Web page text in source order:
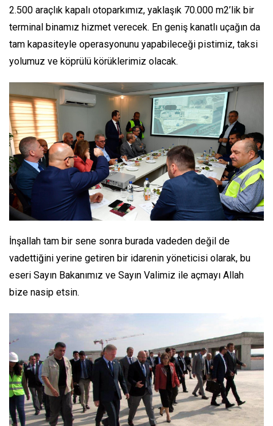
2.500 araçlık kapalı otoparkımız, yaklaşık 70.000 m2’lik bir
terminal binamız hizmet verecek. En geniş kanatlı uçağın da
tam kapasiteyle operasyonunu yapabileceği pistimiz, taksi
yolumuz ve köprülü körüklerimiz olacak.
İnşallah tam bir sene sonra burada vadeden değil de
vadettiğini yerine getiren bir idarenin yöneticisi olarak, bu
eseri Sayın Bakanımız ve Sayın Valimiz ile açmayı Allah
bize nasip etsin.